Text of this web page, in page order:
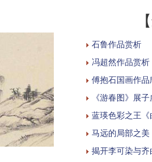
石鲁作品赏析
冯超然作品赏析
傅抱石国画作品
《游春图》展子
蓝瑛色彩之王《
马远的局部之
揭开李可染与